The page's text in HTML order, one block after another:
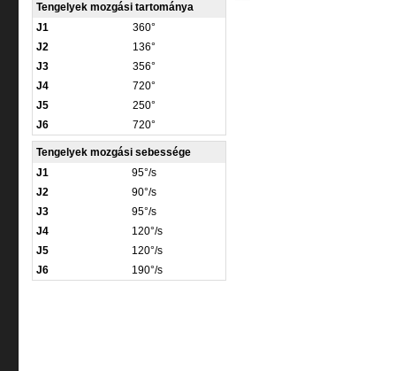
Tengelyek mozgási tartománya
J1
360°
J2
136°
J3
356°
J4
720°
J5
250°
J6
720°
Tengelyek mozgási sebessége
J1
95°/s
J2
90°/s
J3
95°/s
J4
120°/s
J5
120°/s
J6
190°/s